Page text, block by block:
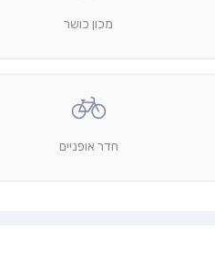
מכון כושר
חדר אופניים